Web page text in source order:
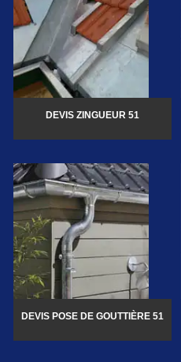
DEVIS ZINGUEUR 51
DEVIS POSE DE GOUTTIÈRE 51